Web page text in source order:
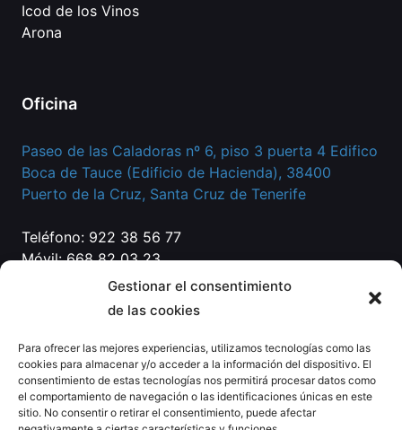
Gestionar el consentimiento
de las cookies
Para ofrecer las mejores experiencias, utilizamos tecnologías como las
cookies para almacenar y/o acceder a la información del dispositivo. El
consentimiento de estas tecnologías nos permitirá procesar datos como
el comportamiento de navegación o las identificaciones únicas en este
sitio. No consentir o retirar el consentimiento, puede afectar
Icod de los Vinos
Arona
Oficina
Paseo de las Caladoras nº 6, piso 3 puerta 4 Edifico
Boca de Tauce (Edificio de Hacienda), 38400
Puerto de la Cruz, Santa Cruz de Tenerife
Teléfono: 922 38 56 77
Móvil: 668 82 03 23
info@eg-abogados.com